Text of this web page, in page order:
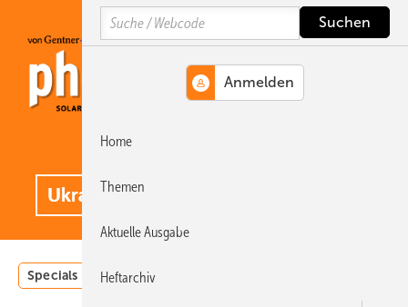
Hauptinhalt
Hauptmenü
SiteSearch
Specials Einstrahlungsatlas
Search
Home
Themen
Aktuelle Ausgabe
Heftarchiv